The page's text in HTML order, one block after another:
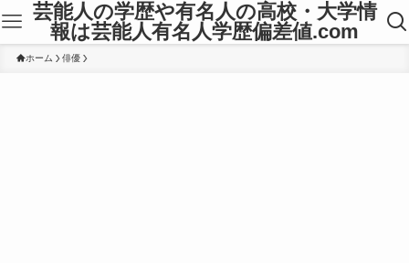
芸能人の学歴や有名人の高校・大学情
報は芸能人有名人学歴偏差値.com
ホーム 俳優